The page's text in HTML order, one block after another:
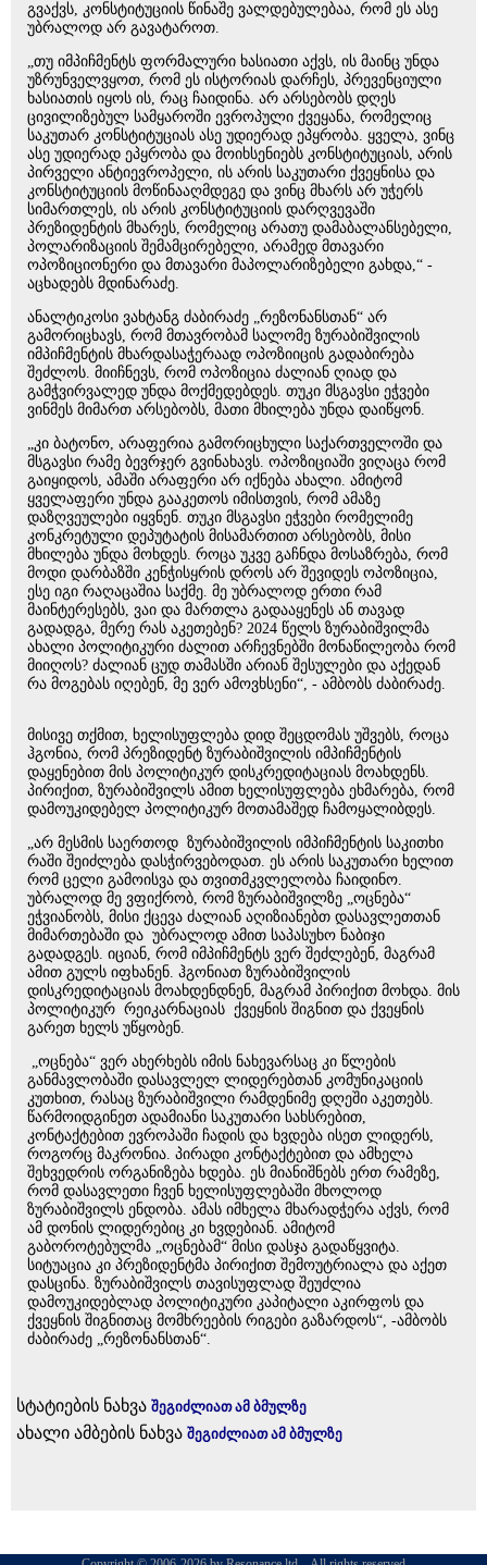
გვაქვს, კონსტიტუციის წინაშე ვალდებულებაა, რომ ეს ასე
უბრალოდ არ გავატაროთ.
„თუ იმპიჩმენტს ფორმალური ხასიათი აქვს, ის მაინც უნდა
უზრუნველვყოთ, რომ ეს ისტორიას დარჩეს, პრევენციული
ხასიათის იყოს ის, რაც ჩაიდინა. არ არსებობს დღეს
ცივილიზებულ სამყაროში ევროპული ქვეყანა, რომელიც
საკუთარ კონსტიტუციას ასე უდიერად ეპყრობა. ყველა, ვინც
ასე უდიერად ეპყრობა და მოიხსენიებს კონსტიტუციას, არის
პირველი ანტიევროპელი, ის არის საკუთარი ქვეყნისა და
კონსტიტუციის მოწინააღმდეგე და ვინც მხარს არ უჭერს
სიმართლეს, ის არის კონსტიტუციის დარღვევაში
პრეზიდენტის მხარეს, რომელიც არათუ დამაბალანსებელი,
პოლარიზაციის შემამცირებელი, არამედ მთავარი
ოპოზიციონერი და მთავარი მაპოლარიზებელი გახდა,“ -
აცხადებს მდინარაძე.
ანალტიკოსი ვახტანგ ძაბირაძე „რეზონანსთან“ არ
გამორიცხავს, რომ მთავრობამ სალომე ზურაბიშვილის
იმპიჩმენტის მხარდასაჭერაად ოპოზიიცის გადაბირება
შეძლოს. მიიჩნევს, რომ ოპოზიცია ძალიან ღიად და
გამჭვირვალედ უნდა მოქმედებდეს. თუკი მსგავსი ეჭვები
ვინმეს მიმართ არსებობს, მათი მხილება უნდა დაიწყონ.
„კი ბატონო, არაფერია გამორიცხული საქართველოში და
მსგავსი რამე ბევრჯერ გვინახავს. ოპოზიციაში ვიღაცა რომ
გაიყიდოს, ამაში არაფერი არ იქნება ახალი. ამიტომ
ყველაფერი უნდა გააკეთოს იმისთვის, რომ ამაზე
დაზღვეულები იყვნენ. თუკი მსგავსი ეჭვები რომელიმე
კონკრეტული დეპუტატის მისამართით არსებობს, მისი
მხილება უნდა მოხდეს. როცა უკვე გაჩნდა მოსაზრება, რომ
მოდი დარბაზში კენჭისყრის დროს არ შევიდეს ოპოზიცია,
ესე იგი რაღაცაშია საქმე. მე უბრალოდ ერთი რამ
მაინტერესებს, ვაი და მართლა გადააყენეს ან თავად
გადადგა, მერე რას აკეთებენ? 2024 წელს ზურაბიშვილმა
ახალი პოლიტიკური ძალით არჩევნებში მონაწილეობა რომ
მიიღოს? ძალიან ცუდ თამასში არიან შესულები და აქედან
რა მოგებას იღებენ, მე ვერ ამოვხსენი“, - ამბობს ძაბირაძე.
მისივე თქმით, ხელისუფლება დიდ შეცდომას უშვებს, როცა
ჰგონია, რომ პრეზიდენტ ზურაბიშვილის იმპიჩმენტის
დაყენებით მის პოლიტიკურ დისკრედიტაციას მოახდენს.
პირიქით, ზურაბიშვილს ამით ხელისუფლება ეხმარება, რომ
დამოუკიდებელ პოლიტიკურ მოთამაშედ ჩამოყალიბდეს.
„არ მესმის საერთოდ ზურაბიშვილის იმპიჩმენტის საკითხი
რაში შეიძლება დასჭირვებოდათ. ეს არის საკუთარი ხელით
რომ ცელი გამოისვა და თვითმკვლელობა ჩაიდინო.
უბრალოდ მე ვფიქრობ, რომ ზურაბიშვილზე „ოცნება“
ეჭვიანობს, მისი ქცევა ძალიან აღიზიანებთ დასავლეთთან
მიმართებაში და უბრალოდ ამით საპასუხო ნაბიჯი
გადადგეს. იციან, რომ იმპიჩმენტს ვერ შეძლებენ, მაგრამ
ამით გულს იფხანენ. ჰგონიათ ზურაბიშვილის
დისკრედიტაციას მოახდენდნენ, მაგრამ პირიქით მოხდა. მის
პოლიტიკურ რეიკარნაციას ქვეყნის შიგნით და ქვეყნის
გარეთ ხელს უწყობენ.
„ოცნება“ ვერ ახერხებს იმის ნახევარსაც კი წლების
განმავლობაში დასავლელ ლიდერებთან კომუნიკაციის
კუთხით, რასაც ზურაბიშვილი რამდენიმე დღეში აკეთებს.
წარმოიდგინეთ ადამიანი საკუთარი სახსრებით,
კონტაქტებით ევროპაში ჩადის და ხვდება ისეთ ლიდერს,
როგორც მაკრონია. პირადი კონტაქტებით და ამხელა
შეხვედრის ორგანიზება ხდება. ეს მიანიშნებს ერთ რამეზე,
რომ დასავლეთი ჩვენ ხელისუფლებაში მხოლოდ
ზურაბიშვილს ენდობა. ამას იმხელა მხარადჭერა აქვს, რომ
ამ დონის ლიდერებიც კი ხვდებიან. ამიტომ
გაბოროტებულმა „ოცნებამ“ მისი დასჯა გადაწყვიტა.
სიტუაცია კი პრეზიდენტმა პირიქით შემოუტრიალა და აქეთ
დასცინა. ზურაბიშვილს თავისუფლად შეუძლია
დამოუკიდებლად პოლიტიკური კაპიტალი აკირფოს და
ქვეყნის შიგნითაც მომხრეების რიგები გაზარდოს“, -ამბობს
ძაბირაძე „რეზონანსთან“.
სტატიების ნახვა შეგიძლიათ ამ ბმულზე
ახალი ამბების ნახვა შეგიძლიათ ამ ბმულზე